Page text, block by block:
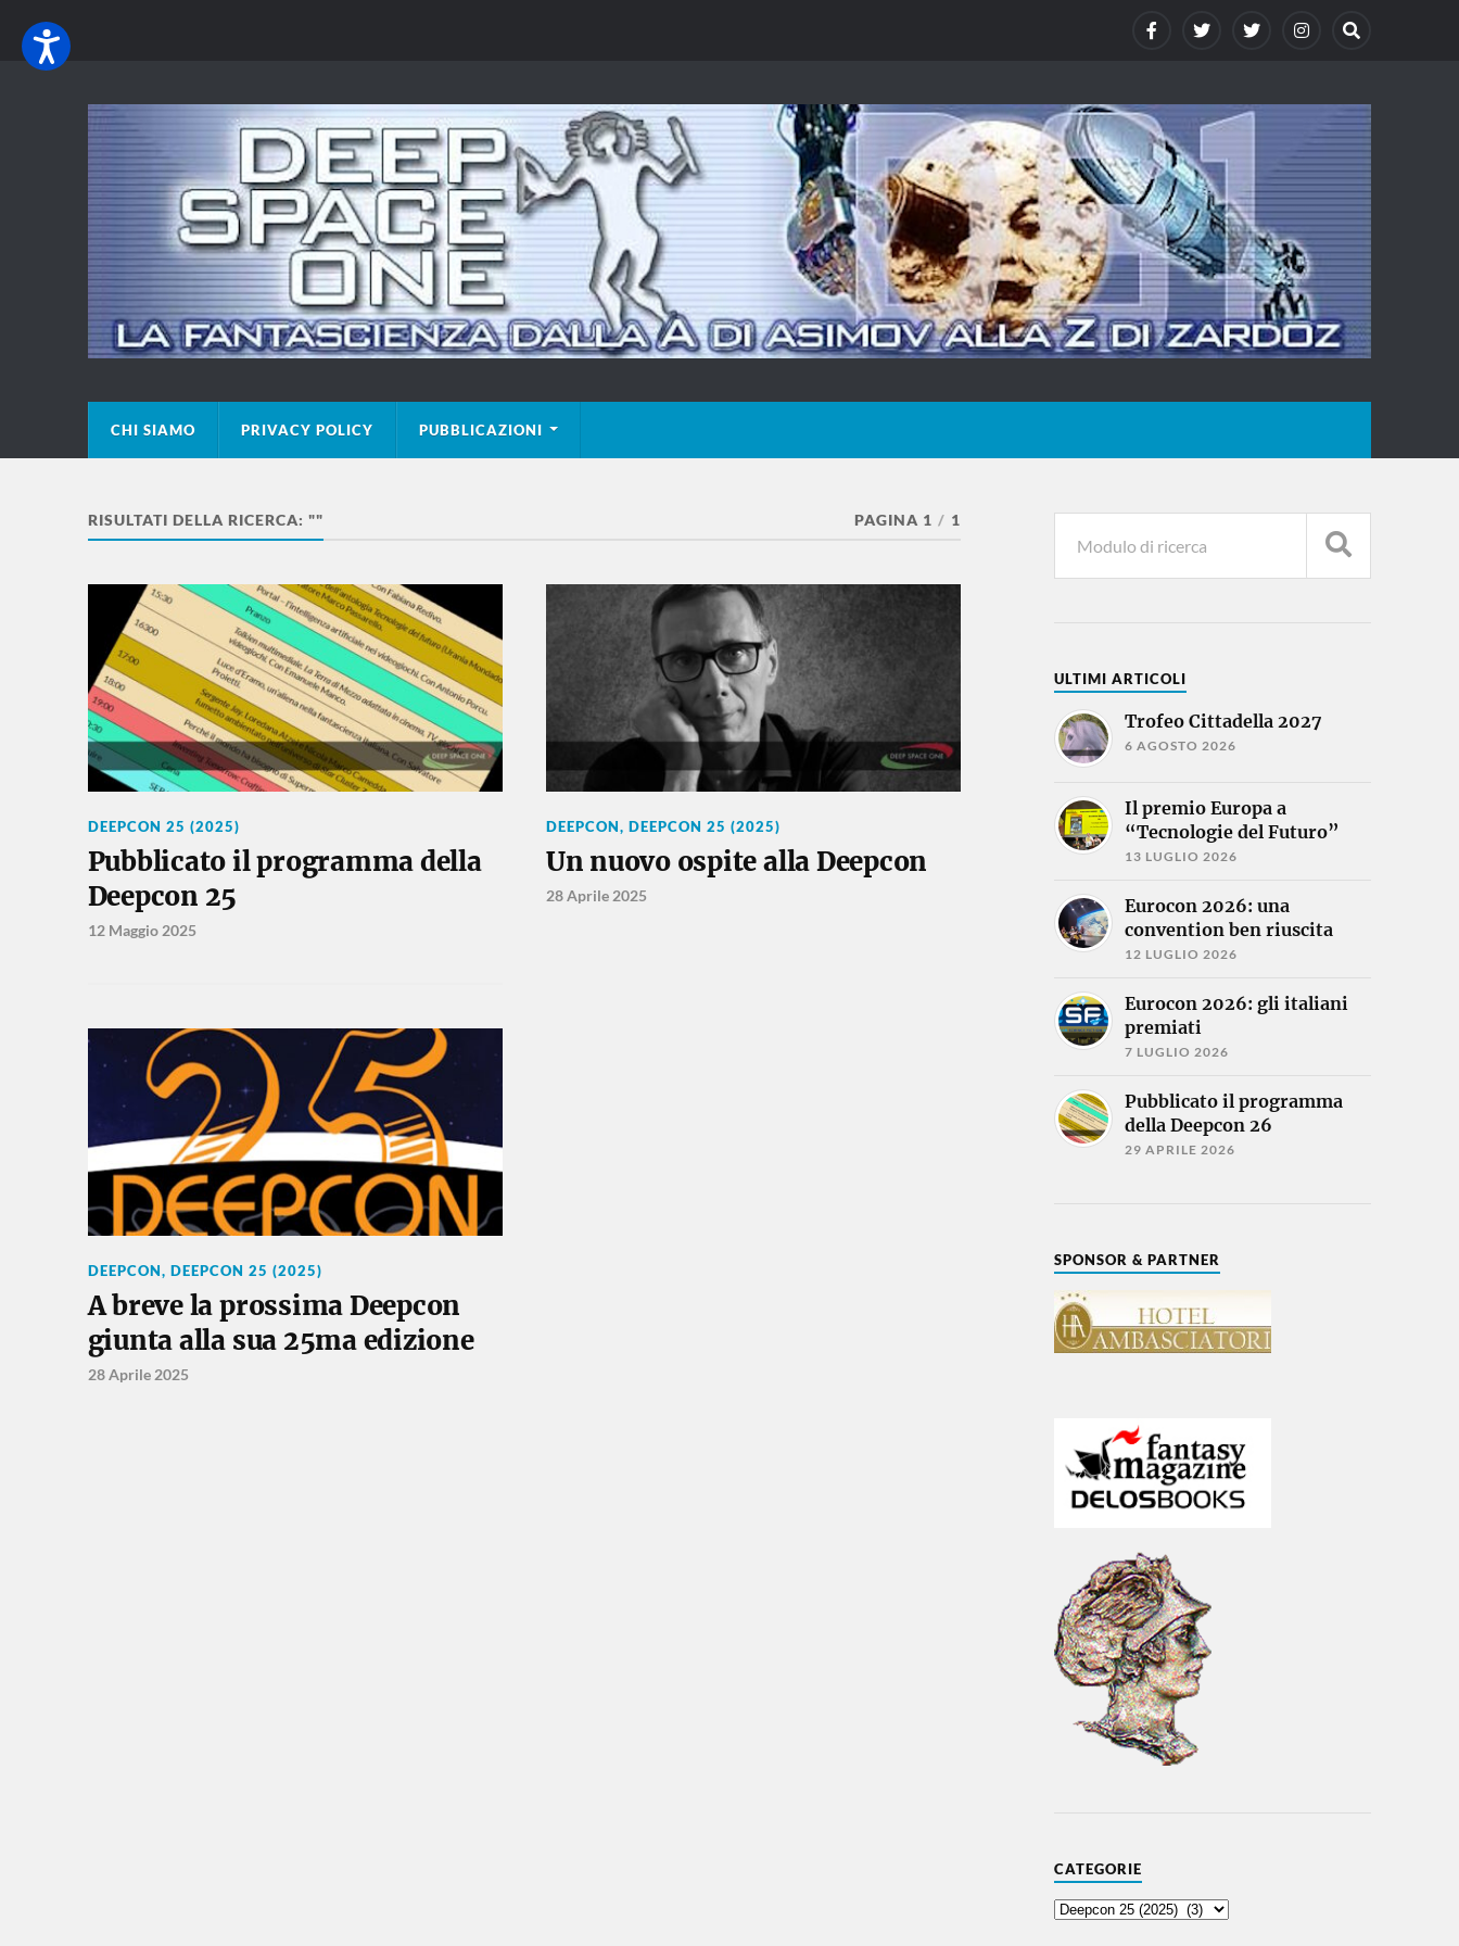
CHI SIAMO PRIVACY POLICY PUBBLICAZIONI
RISULTATI DELLA RICERCA: "" PAGINA 1 / 1
DEEPCON 25 (2025)
Pubblicato il programma della
Deepcon 25
12 Maggio 2025
DEEPCON, DEEPCON 25 (2025)
Un nuovo ospite alla Deepcon
28 Aprile 2025
DEEPCON, DEEPCON 25 (2025)
A breve la prossima Deepcon
giunta alla sua 25ma edizione
28 Aprile 2025
ULTIMI ARTICOLI
Trofeo Cittadella 2027
6 AGOSTO 2026
Il premio Europa a
“Tecnologie del Futuro”
13 LUGLIO 2026
Eurocon 2026: una
convention ben riuscita
12 LUGLIO 2026
Eurocon 2026: gli italiani
premiati
7 LUGLIO 2026
Pubblicato il programma
della Deepcon 26
29 APRILE 2026
SPONSOR & PARTNER
CATEGORIE